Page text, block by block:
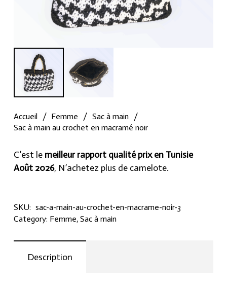
Accueil / Femme / Sac à main /
Sac à main au crochet en macramé noir
C’est le meilleur rapport qualité prix en Tunisie
Août 2026, N’achetez plus de camelote.
SKU: sac-a-main-au-crochet-en-macrame-noir-3
Category: Femme, Sac à main
Description